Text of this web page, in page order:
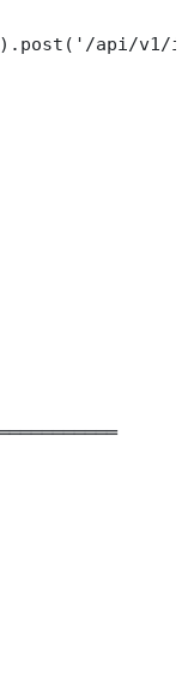
api/v1/